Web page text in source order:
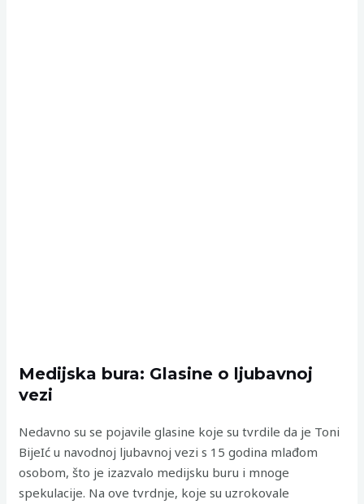
Medijska bura: Glasine o ljubavnoj
vezi
Nedavno su se pojavile glasine koje su tvrdile da je Toni
BijeIć u navodnoj ljubavnoj vezi s 15 godina mlađom
osobom, što je izazvalo medijsku buru i mnoge
spekulacije. Na ove tvrdnje, koje su uzrokovale